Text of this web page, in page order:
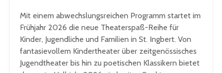
Mit einem abwechslungsreichen Programm startet im
Frühjahr 2026 die neue Theaterspaß-Reihe für
Kinder, Jugendliche und Familien in St. Ingbert. Von
fantasievollem Kindertheater über zeitgenössisches
Jugendtheater bis hin zu poetischen Klassikern bietet